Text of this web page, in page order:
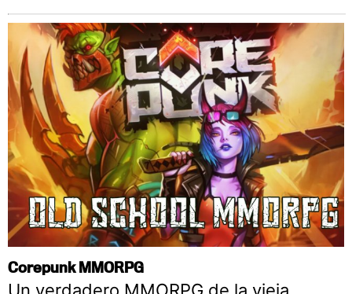
Corepunk MMORPG